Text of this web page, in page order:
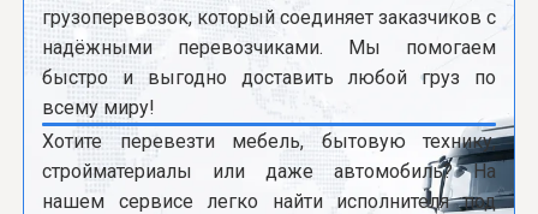
грузоперевозок, который соединяет заказчиков с
надёжными перевозчиками. Мы помогаем
быстро и выгодно доставить любой груз по
всему миру!
Хотите перевезти мебель, бытовую технику,
стройматериалы или даже автомобиль? На
нашем сервисе легко найти исполнителя под